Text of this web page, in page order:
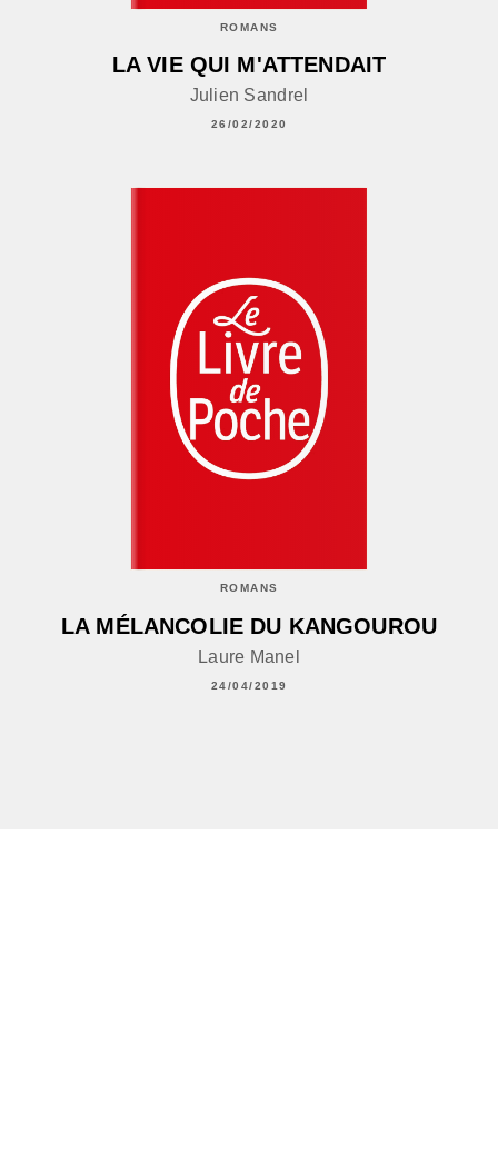
ROMANS
LA VIE QUI M'ATTENDAIT
Julien Sandrel
26/02/2020
ROMANS
LA MÉLANCOLIE DU KANGOUROU
Laure Manel
24/04/2019